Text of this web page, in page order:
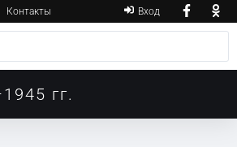
Контакты Вход
гг.